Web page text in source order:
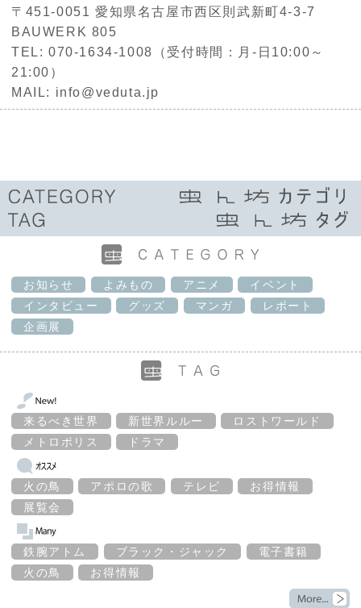
〒451-0051 愛知県名古屋市西区則武新町4-3-7
BAUWERK 805
TEL: 070-1634-1008（受付時間：月-日10:00～
21:00）
MAIL: info@veduta.jp
お知らせ よみもの アニメ
イベント
インタビュー
グッズ マンガ
レポート
企画展
来るべき世界 新世界ルルー
ロストワールド
メトロポリス
ドラマ
火の鳥 アポロの歌 テレビ
お得情報
展覧会
鉄腕アトム ブラック・ジャック
電子書籍
火の鳥
お得情報